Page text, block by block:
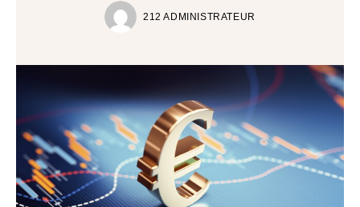
212 ADMINISTRATEUR